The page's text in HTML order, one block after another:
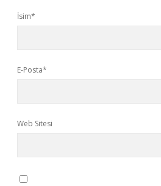
İsim*
E-Posta*
Web Sitesi